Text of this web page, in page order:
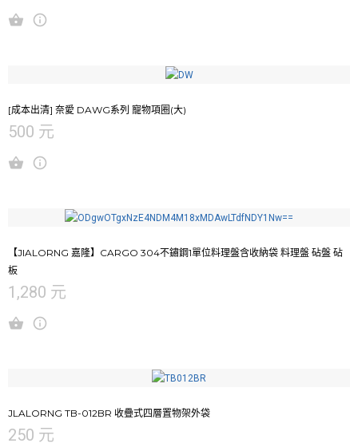
[成本出清] 奈愛 DAWG系列 寵物項圈(大)
500 元
【JIALORNG 嘉隆】CARGO 304不鏽鋼1單位料理盤含收納袋 料理盤 砧盤 砧
板
1,280 元
JLALORNG TB-012BR 收疊式四層置物架外袋
250 元